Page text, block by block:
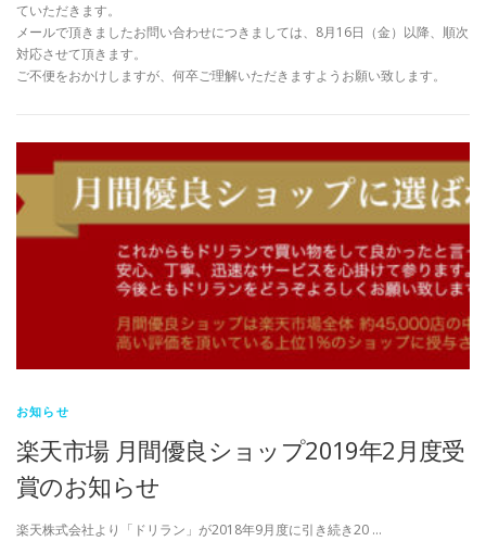
ていただきます。
メールで頂きましたお問い合わせにつきましては、8月16日（金）以降、順次
対応させて頂きます。
ご不便をおかけしますが、何卒ご理解いただきますようお願い致します。
お知らせ
楽天市場 月間優良ショップ2019年2月度受
賞のお知らせ
楽天株式会社より「ドリラン」が2018年9月度に引き続き20 …